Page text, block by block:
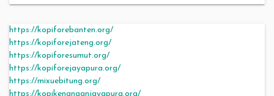
https://kopiforebanten.org/
https://kopiforejateng.org/
https://kopiforesumut.org/
https://kopiforejayapura.org/
https://mixuebitung.org/
https://kopikenanganjayapura.org/